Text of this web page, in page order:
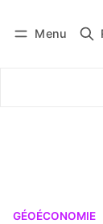
Menu
Se connecter
GÉOÉCONOMIE